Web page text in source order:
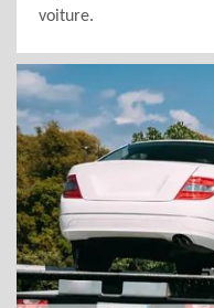
voiture.